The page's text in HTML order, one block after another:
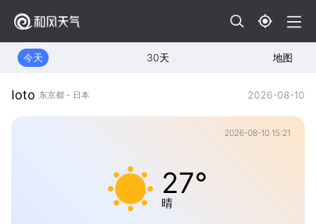
今天 30天 地图
Ioto 东京都 - 日本 2026-08-10
2026-08-10 15:21
27°
晴